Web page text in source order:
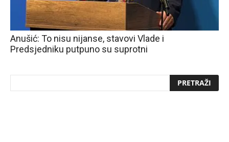
Anušić: To nisu nijanse, stavovi Vlade i
Predsjedniku putpuno su suprotni